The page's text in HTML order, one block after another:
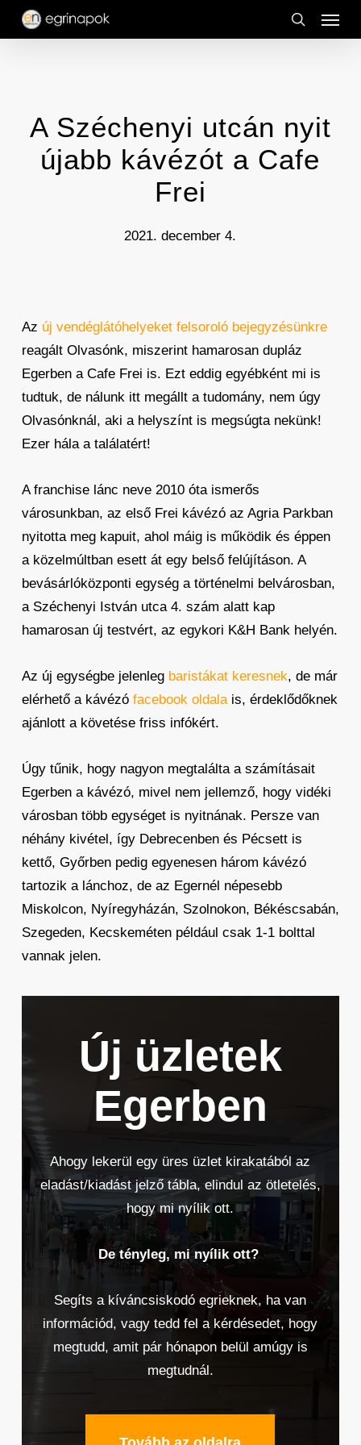
Skip
search
Menu
A Széchenyi utcán nyit
újabb kávézót a Cafe
Frei
2021. december 4.
Az új vendéglátóhelyeket felsoroló bejegyzésünkre
reagált Olvasónk, miszerint hamarosan dupláz
Egerben a Cafe Frei is. Ezt eddig egyébként mi is
tudtuk, de nálunk itt megállt a tudomány, nem úgy
Olvasónknál, aki a helyszínt is megsúgta nekünk!
Ezer hála a találatért!
A franchise lánc neve 2010 óta ismerős
városunkban, az első Frei kávézó az Agria Parkban
nyitotta meg kapuit, ahol máig is működik és éppen
a közelmúltban esett át egy belső felújításon. A
bevásárlóközponti egység a történelmi belvárosban,
a Széchenyi István utca 4. szám alatt kap
hamarosan új testvért, az egykori K&H Bank helyén.
Az új egységbe jelenleg baristákat keresnek, de már
elérhető a kávézó facebook oldalais, érdeklődőknek
ajánlott a követése friss infókért.
Úgy tűnik, hogy nagyon megtalálta a számításait
Egerben a kávézó, mivel nem jellemző, hogy vidéki
városban több egységet is nyitnának. Persze van
néhány kivétel, így Debrecenben és Pécsett is
kettő, Győrben pedig egyenesen három kávézó
tartozik a lánchoz, de az Egernél népesebb
Miskolcon, Nyíregyházán, Szolnokon, Békéscsabán,
Szegeden, Kecskeméten például csak 1-1 bolttal
vannak jelen.
Új üzletek
Egerben
Ahogy lekerül egy üres üzlet kirakatából az
eladást/kiadást jelző tábla, elindul az ötletelés,
hogy mi nyílik ott.
De tényleg, mi nyílik ott?
Segíts a kíváncsiskodó egrieknek, ha van
információd, vagy tedd fel a kérdésedet, hogy
megtudd, amit pár hónapon belül amúgy is
megtudnál.